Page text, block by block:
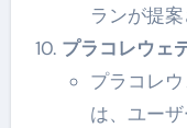
ランが提案
プラコレウェ
プラコレ
は、ユー